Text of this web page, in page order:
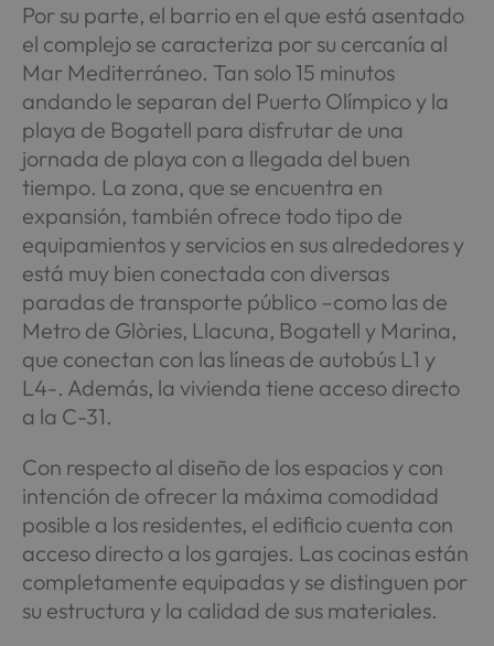
Por su parte, el barrio en el que está asentado
el complejo se caracteriza por su cercanía al
Mar Mediterráneo. Tan solo 15 minutos
andando le separan del Puerto Olímpico y la
playa de Bogatell para disfrutar de una
jornada de playa con a llegada del buen
tiempo. La zona, que se encuentra en
expansión, también ofrece todo tipo de
equipamientos y servicios en sus alrededores y
está muy bien conectada con diversas
paradas de transporte público –como las de
Metro de Glòries, Llacuna, Bogatell y Marina,
que conectan con las líneas de autobús L1 y
L4-. Además, la vivienda tiene acceso directo
a la C-31.
Con respecto al diseño de los espacios y con
intención de ofrecer la máxima comodidad
posible a los residentes, el edificio cuenta con
acceso directo a los garajes. Las cocinas están
completamente equipadas y se distinguen por
su estructura y la calidad de sus materiales.